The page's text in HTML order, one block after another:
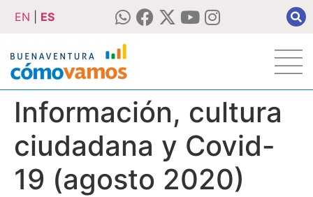
EN ES
Información, cultura
ciudadana y Covid-
19 (agosto 2020)